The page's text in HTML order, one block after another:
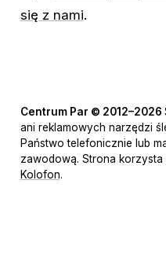
się z nami.
Centrum Par © 2012–2026
ani reklamowych narzędzi
Państwo telefonicznie lub
zawodową. Strona korzysta
Kolofon.